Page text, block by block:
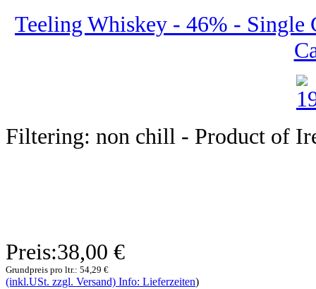
Teeling Whiskey - 46% - Single
Filtering: non chill - Product of
Preis:38,00 €
Grundpreis pro ltr.: 54,29 €
(inkl.USt. zzgl. Versand) Info: Lieferzeiten)